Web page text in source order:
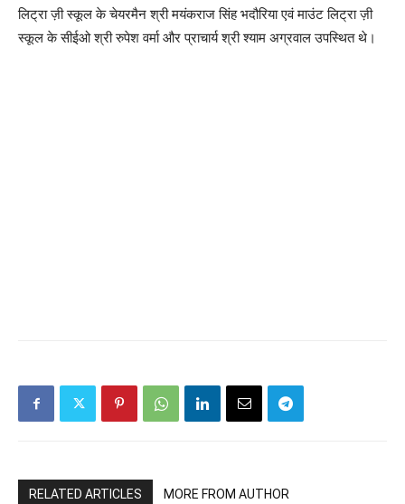
लिट्रा ज़ी स्कूल के चेयरमैन श्री मयंकराज सिंह भदौरिया एवं माउंट लिट्रा ज़ी
स्कूल के सीईओ श्री रुपेश वर्मा और प्राचार्य श्री श्याम अग्रवाल उपस्थित थे।
RELATED ARTICLES MORE FROM AUTHOR